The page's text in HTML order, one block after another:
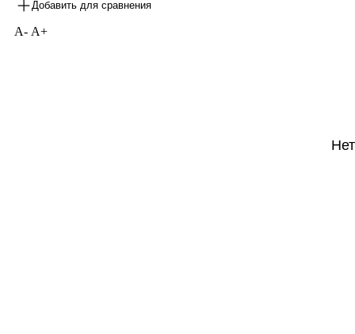
Добавить для сравнения